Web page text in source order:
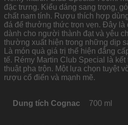
đặc trưng. Kiểu dáng sang trọng,
chất nam tính. Rượu thích hợp
đá để thưởng thức trọn vẹn. Đây là
dành cho người thành đạt và yêu
thường xuất hiện trong những dịp
Là món quà giá trị thể hiện đẳng
tế. Rémy Martin Club Special là
thuật pha trộn. Một lựa chọn tuyệt
rượu cổ điển và mạnh mẽ.
Dung tích Cognac 700 ml